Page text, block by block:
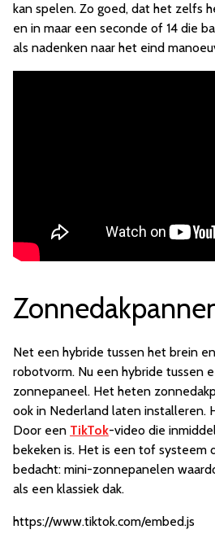
kan spelen. Zo goed, dat het zelfs
en in maar een seconde of 14 die
als nadenken naar het eind
Net een hybride tussen het brein
robotvorm. Nu een hybride tussen
zonnepaneel. Het heten
ook in Nederland laten installeren.
Door een TikTok-video die
bekeken is. Het is een tof systeem
bedacht: mini-zonnepanelen
als een klassiek dak.
https://www.tiktok.com/embed.js